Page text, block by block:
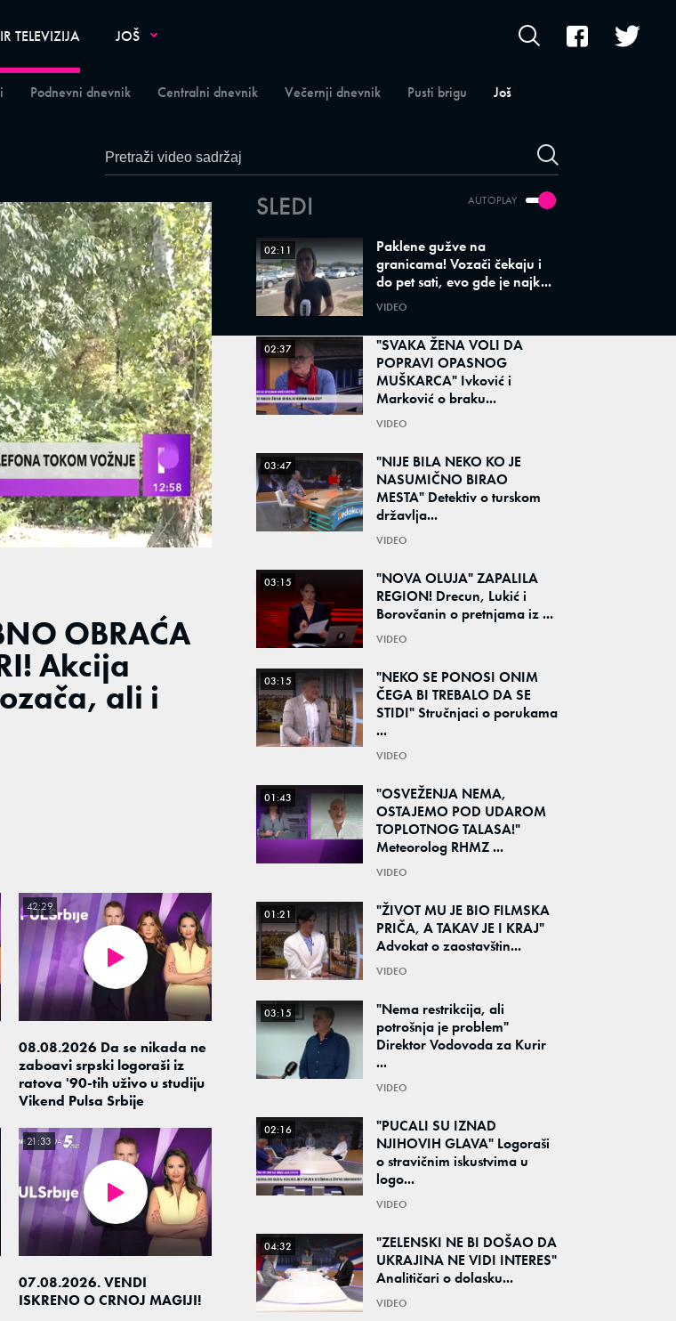
TELEVIZIJA
Podnevni dnevnik Centralni dnevnik Večernji dnevnik Pusti brigu Još
JOŠ
OBRAĆA
Akcija
ali i
08.08.2026 Da se nikada ne
zaboavi srpski logoraši iz
ratova '90-tih uživo u studiju
Vikend Pulsa Srbije
42:29
07.08.2026. VENDI
ISKRENO O CRNOJ MAGIJI!
21:33
AUTOPLAY
SLEDI
02:11
Paklene gužve na
granicama! Vozači čekaju i
do pet sati, evo gde je najk...
VIDEO
02:37
"SVAKA ŽENA VOLI DA
POPRAVI OPASNOG
MUŠKARCA" Ivković i
Marković o braku...
VIDEO
03:47
"NIJE BILA NEKO KO JE
NASUMIČNO BIRAO
MESTA" Detektiv o turskom
državlja...
VIDEO
03:15
"NOVA OLUJA" ZAPALILA
REGION! Drecun, Lukić i
Borovčanin o pretnjama iz ...
VIDEO
03:15
"NEKO SE PONOSI ONIM
ČEGA BI TREBALO DA SE
STIDI" Stručnjaci o porukama
...
VIDEO
01:43
"OSVEŽENJA NEMA,
OSTAJEMO POD UDAROM
TOPLOTNOG TALASA!"
Meteorolog RHMZ ...
VIDEO
01:21
"ŽIVOT MU JE BIO FILMSKA
PRIČA, A TAKAV JE I KRAJ"
Advokat o zaostavštin...
VIDEO
03:15
"Nema restrikcija, ali
potrošnja je problem"
Direktor Vodovoda za Kurir
...
VIDEO
02:16
"PUCALI SU IZNAD
NJIHOVIH GLAVA" Logoraši
o stravičnim iskustvima u
logo...
VIDEO
04:32
"ZELENSKI NE BI DOŠAO DA
UKRAJINA NE VIDI INTERES"
Analitičari o dolasku...
VIDEO